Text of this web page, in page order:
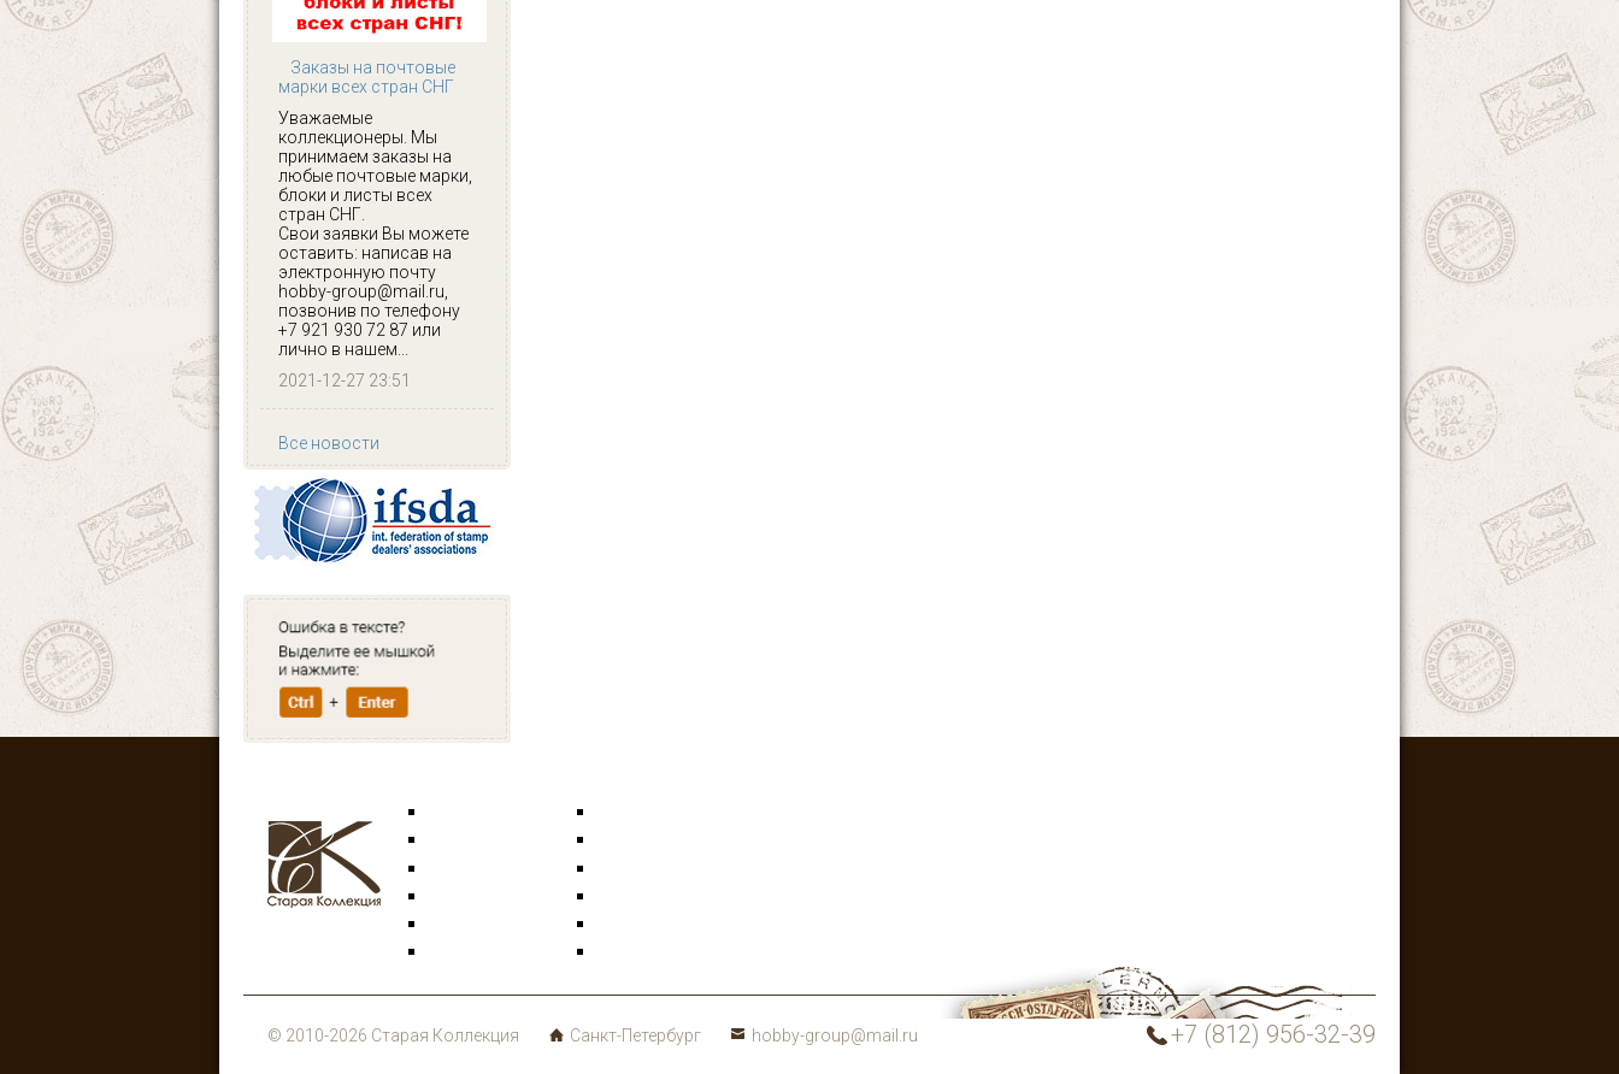
Заказы на почтовые
марки всех стран СНГ
Уважаемые
коллекционеры. Мы
принимаем заказы на
любые почтовые марки,
блоки и листы всех
стран СНГ.
Свои заявки Вы можете
оставить: написав на
электронную почту
hobby-group@mail.ru,
позвонив по телефону
+7 921 930 72 87 или
лично в нашем...
2021-12-27 23:51
Все новости
© 2010-2026 Старая Коллекция Санкт-Петербург hobby-group@mail.ru +7 (812) 956-32-39